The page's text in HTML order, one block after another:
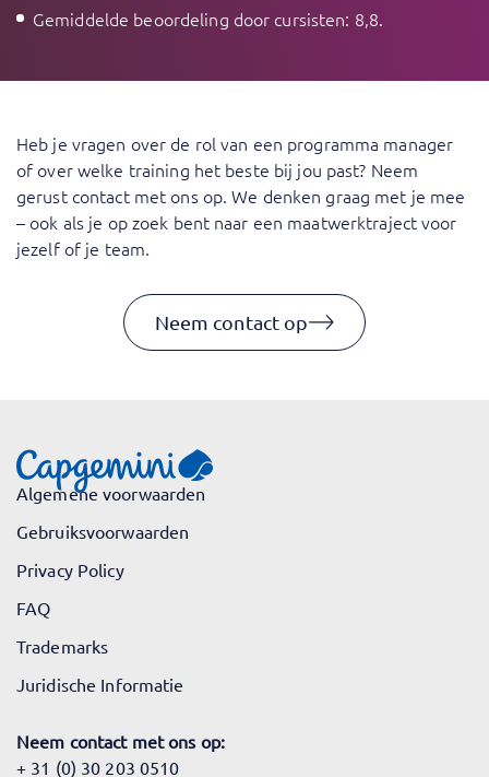
Gemiddelde beoordeling door cursisten: 8,8.
Heb je vragen over de rol van een programma manager
of over welke training het beste bij jou past? Neem
gerust contact met ons op. We denken graag met je mee
– ook als je op zoek bent naar een maatwerktraject voor
jezelf of je team.
Neem contact op
Algemene voorwaarden
Gebruiksvoorwaarden
Privacy Policy
FAQ
Trademarks
Juridische Informatie
Neem contact met ons op:
+ 31 (0) 30 203 0510